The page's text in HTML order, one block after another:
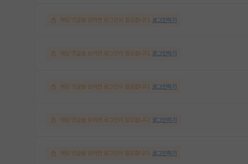
해당 댓글을 보려면 로그인이 필요합니다. 로그인하기
해당 댓글을 보려면 로그인이 필요합니다. 로그인하기
해당 댓글을 보려면 로그인이 필요합니다. 로그인하기
해당 댓글을 보려면 로그인이 필요합니다. 로그인하기
해당 댓글을 보려면 로그인이 필요합니다. 로그인하기